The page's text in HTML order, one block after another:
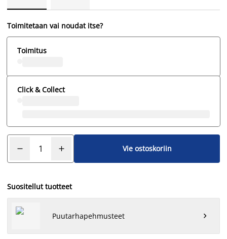
Toimitetaan vai noudat itse?
Toimitus
Click & Collect
Vie ostoskoriin
Suositellut tuotteet
Puutarhapehmusteet 